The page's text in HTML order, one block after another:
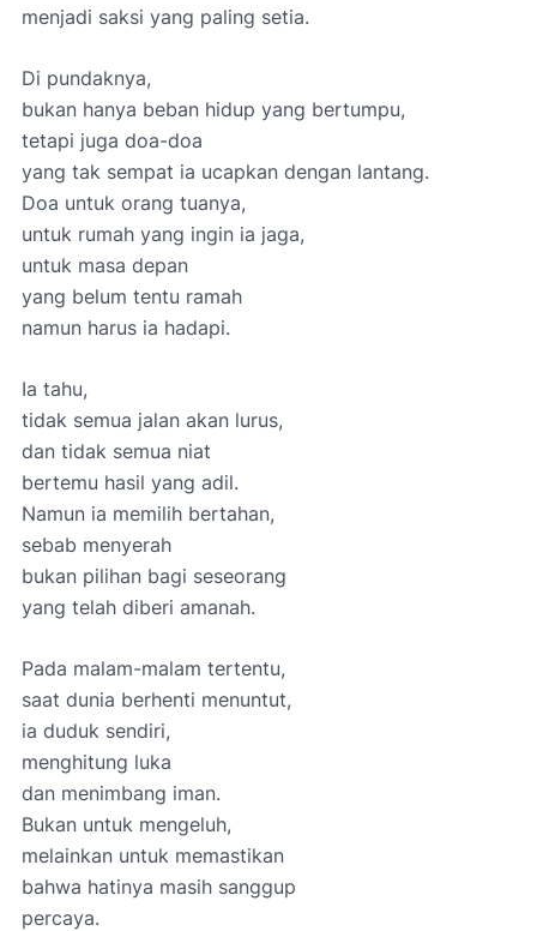
menjadi saksi yang paling setia.
Di pundaknya,
bukan hanya beban hidup yang bertumpu,
tetapi juga doa-doa
yang tak sempat ia ucapkan dengan lantang.
Doa untuk orang tuanya,
untuk rumah yang ingin ia jaga,
untuk masa depan
yang belum tentu ramah
namun harus ia hadapi.
Ia tahu,
tidak semua jalan akan lurus,
dan tidak semua niat
bertemu hasil yang adil.
Namun ia memilih bertahan,
sebab menyerah
bukan pilihan bagi seseorang
yang telah diberi amanah.
Pada malam-malam tertentu,
saat dunia berhenti menuntut,
ia duduk sendiri,
menghitung luka
dan menimbang iman.
Bukan untuk mengeluh,
melainkan untuk memastikan
bahwa hatinya masih sanggup
percaya.